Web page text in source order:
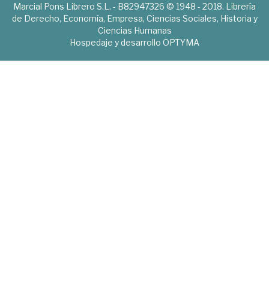
Marcial Pons Librero S.L. - B82947326 © 1948 - 2018. Librería
de Derecho, Economía, Empresa, Ciencias Sociales, Historia y
Ciencias Humanas
Hospedaje y desarrollo OPTYMA